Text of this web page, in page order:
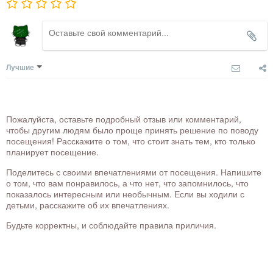
Лучшие
Пожалуйста, оставьте подробный отзыв или комментарий,
чтобы другим людям было проще принять решение по поводу
посещения! Расскажите о том, что стоит знать тем, кто только
планирует посещение.
Поделитесь с своими впечатлениями от посещения. Напишите
о том, что вам понравилось, а что нет, что запомнилось, что
показалось интересным или необычным. Если вы ходили с
детьми, расскажите об их впечатлениях.
Будьте корректны, и соблюдайте правила приличия.